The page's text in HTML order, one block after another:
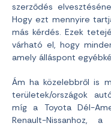
szerződés
Hogy ezt mennyire
más kérdés. Ezek
várható el, hogy
amely álláspont
Ám ha közelebbről is
területek/országok
míg a Toyota Dél-
Renault-Nissanhoz,